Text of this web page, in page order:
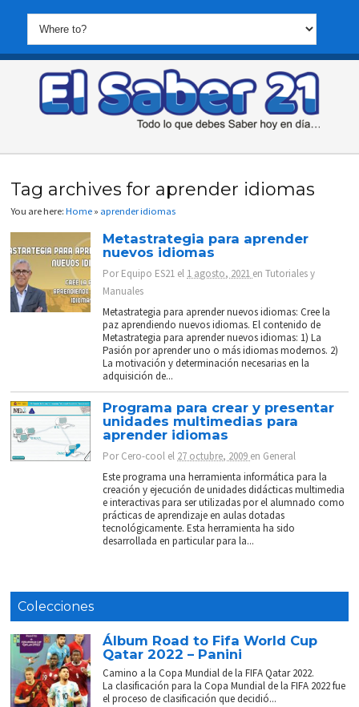
Tag archives for aprender idiomas
You are here:Home » aprender idiomas
Metastrategia para aprender
nuevos idiomas
PorEquipo ES21 el 1 agosto, 2021 enTutoriales y
Manuales
Metastrategia para aprender nuevos idiomas: Cree la
paz aprendiendo nuevos idiomas. El contenido de
Metastrategia para aprender nuevos idiomas: 1) La
Pasión por aprender uno o más idiomas modernos. 2)
La motivación y determinación necesarias en la
adquisición de...
Programa para crear y presentar
unidades multimedias para
aprender idiomas
PorCero-cool el 27 octubre, 2009 en General
Este programa una herramienta informática para la
creación y ejecución de unidades didácticas multimedia
e interactivas para ser utilizadas por el alumnado como
prácticas de aprendizaje en aulas dotadas
tecnológicamente. Esta herramienta ha sido
desarrollada en particular para la...
Colecciones
Álbum Road to Fifa World Cup
Qatar 2022 – Panini
Camino a la Copa Mundial de la FIFA Qatar 2022.
La clasificación para la Copa Mundial de la FIFA 2022 fue
el proceso de clasificación que decidió...